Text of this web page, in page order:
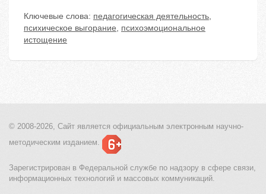
Ключевые слова: педагогическая деятельность,
психическое выгорание, психоэмоциональное
истощение
© 2008-2026, Сайт является официальным электронным научно-
методическим изданием.
Зарегистрирован в Федеральной службе по надзору в сфере связи,
информационных технологий и массовых коммуникаций.